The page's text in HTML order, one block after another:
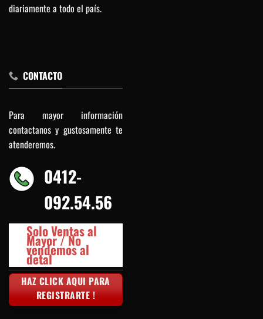
diariamente a todo el país.
CONTACTO
Para mayor información
contactanos y gustosamente te
atenderemos.
0412-
092.54.56
Solo Ventas al
Mayor / No
vendemos al
detal
HAZ CLICK AQUI PARA
REGISTRARTE !